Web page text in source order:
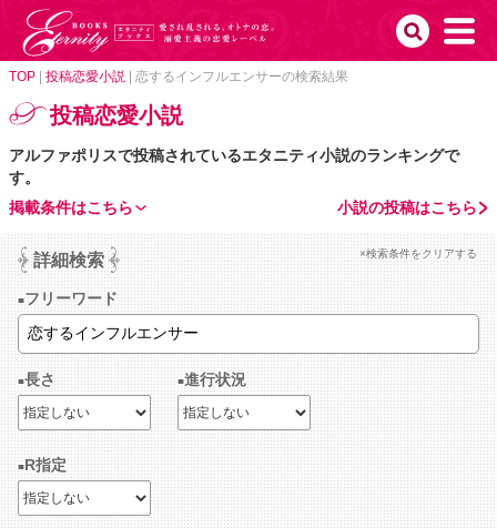
TOP 投稿恋愛小説 恋するインフルエンサーの検索結果
投稿恋愛小説
アルファポリスで投稿されているエタニティ小説のランキングで
す。
小説の投稿はこちら
掲載条件はこちら
詳細検索 ×検索条件をクリアする
フリーワード
長さ 進行状況
R指定